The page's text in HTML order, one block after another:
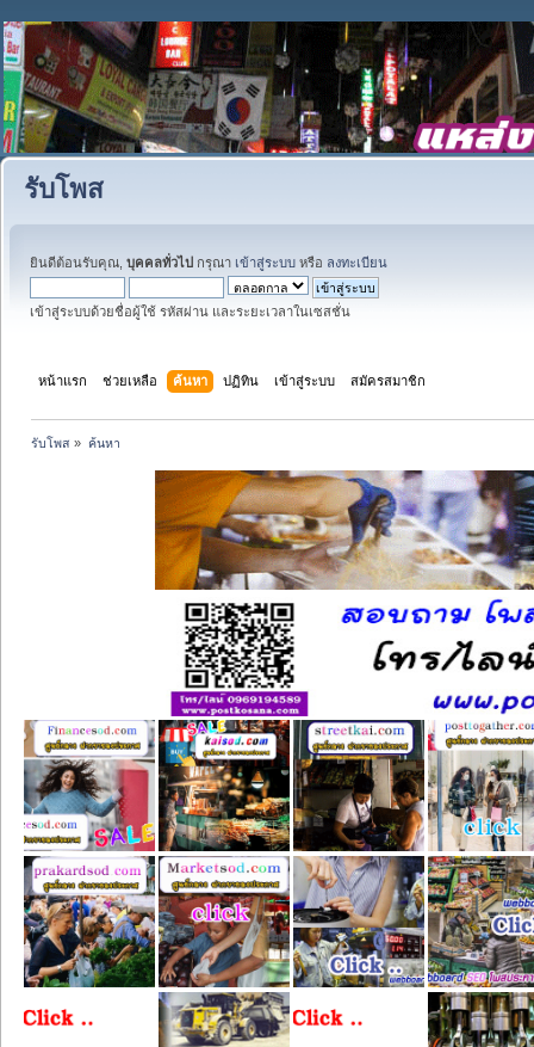
รับโพส
ยินดีต้อนรับคุณ, บุคคลทั่วไป กรุณา เข้าสู่ระบบ หรือ ลงทะเบียน
เข้าสู่ระบบด้วยชื่อผู้ใช้ รหัสผ่าน และระยะเวลาในเซสชั่น
หน้าแรก ช่วยเหลือ ค้นหา ปฏิทิน เข้าสู่ระบบ สมัครสมาชิก
รับโพส » ค้นหา